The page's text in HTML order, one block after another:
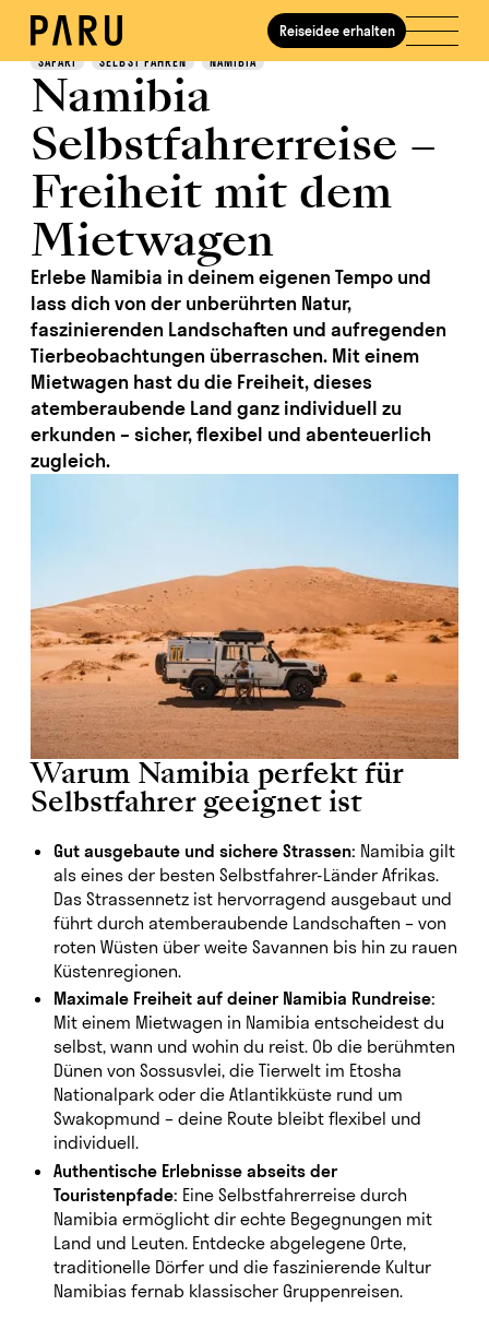
Reiseidee erhalten
Entdecken
SAFARI SELBST FAHREN NAMIBIA
Namibia
Selbstfahrerreise –
Freiheit mit dem
Mietwagen
Erlebe Namibia in deinem eigenen Tempo und
lass dich von der unberührten Natur,
faszinierenden Landschaften und aufregenden
Tierbeobachtungen überraschen. Mit einem
Mietwagen hast du die Freiheit, dieses
atemberaubende Land ganz individuell zu
erkunden – sicher, flexibel und abenteuerlich
zugleich.
Warum Namibia perfekt für
Selbstfahrer geeignet ist
Gut ausgebaute und sichere Strassen: Namibia gilt
als eines der besten Selbstfahrer-Länder Afrikas.
Das Strassennetz ist hervorragend ausgebaut und
führt durch atemberaubende Landschaften – von
roten Wüsten über weite Savannen bis hin zu rauen
Küstenregionen.
Maximale Freiheit auf deiner Namibia Rundreise:
Mit einem Mietwagen in Namibia entscheidest du
selbst, wann und wohin du reist. Ob die berühmten
Dünen von Sossusvlei, die Tierwelt im Etosha
Nationalpark oder die Atlantikküste rund um
Swakopmund – deine Route bleibt flexibel und
individuell.
Authentische Erlebnisse abseits der
Touristenpfade: Eine Selbstfahrerreise durch
Namibia ermöglicht dir echte Begegnungen mit
Land und Leuten. Entdecke abgelegene Orte,
traditionelle Dörfer und die faszinierende Kultur
Namibias fernab klassischer Gruppenreisen.